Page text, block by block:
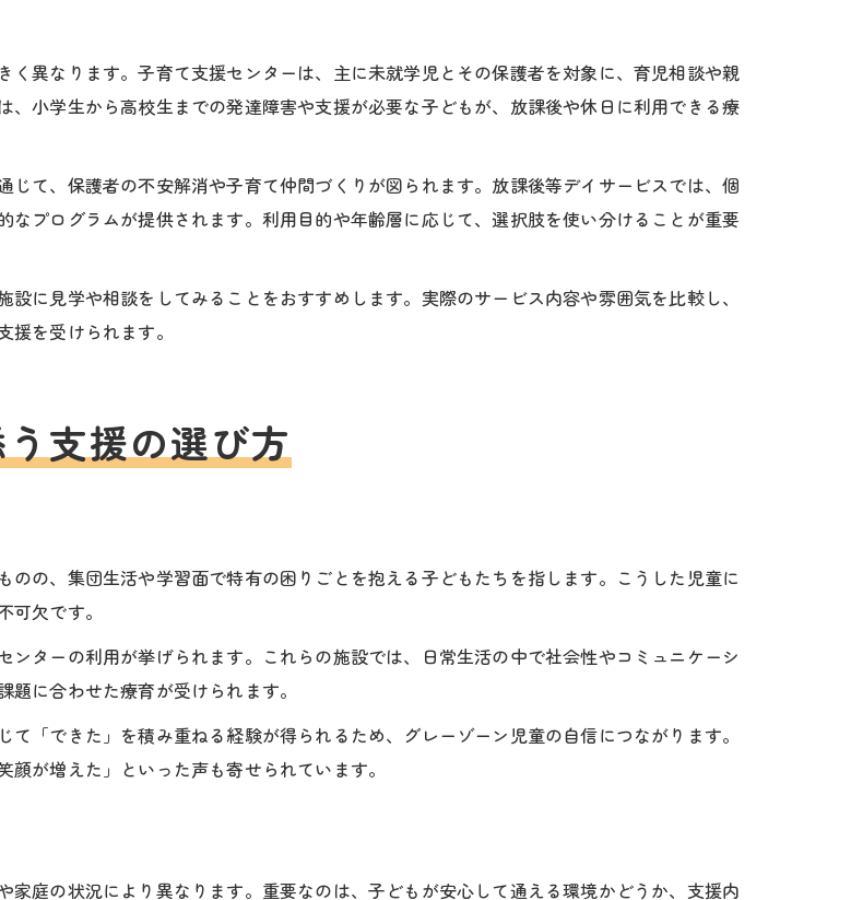
異なります。子育て支援センターは、主に未就学児とその保護者を対象に、育児相談や親
小学生から高校生までの発達障害や支援が必要な子どもが、放課後や休日に利用できる療
て、保護者の不安解消や子育て仲間づくりが図られます。放課後等デイサービスでは、個
プログラムが提供されます。利用目的や年齢層に応じて、選択肢を使い分けることが重要
に見学や相談をしてみることをおすすめします。実際のサービス内容や雰囲気を比較し、
を受けられます。
支援の選び方
の、集団生活や学習面で特有の困りごとを抱える子どもたちを指します。こうした児童に
欠です。
ターの利用が挙げられます。これらの施設では、日常生活の中で社会性やコミュニケーシ
に合わせた療育が受けられます。
「できた」を積み重ねる経験が得られるため、グレーゾーン児童の自信につながります。
が増えた」といった声も寄せられています。
庭の状況により異なります。重要なのは、子どもが安心して通える環境かどうか、支援内